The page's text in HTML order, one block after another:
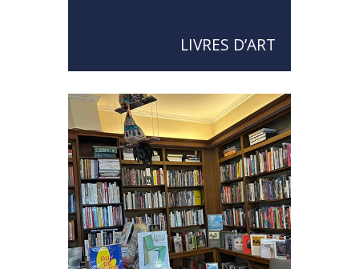
LIVRES D’ART